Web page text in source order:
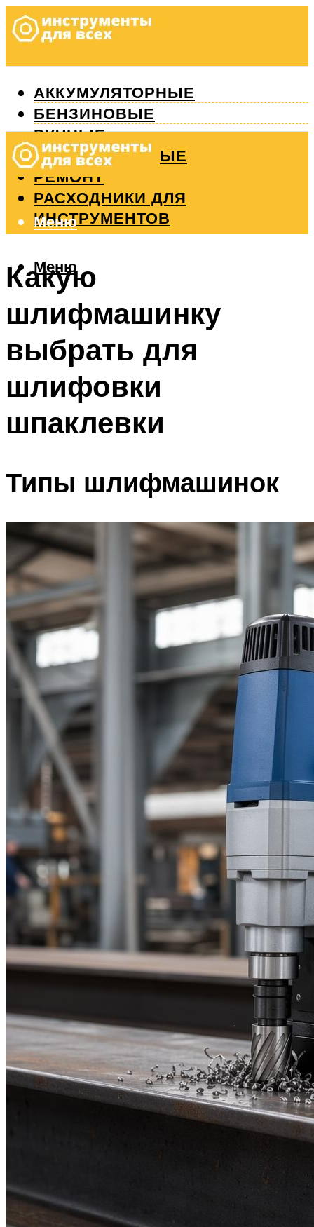
АККУМУЛЯТОРНЫЕ
БЕНЗИНОВЫЕ
РУЧНЫЕ
ИЗМЕРИТЕЛЬНЫЕ
РЕМОНТ
РАСХОДНИКИ ДЛЯ
ИНСТРУМЕНТОВ
Меню
Меню
Какую
шлифмашинку
выбрать для
шлифовки
шпаклевки
Типы шлифмашинок